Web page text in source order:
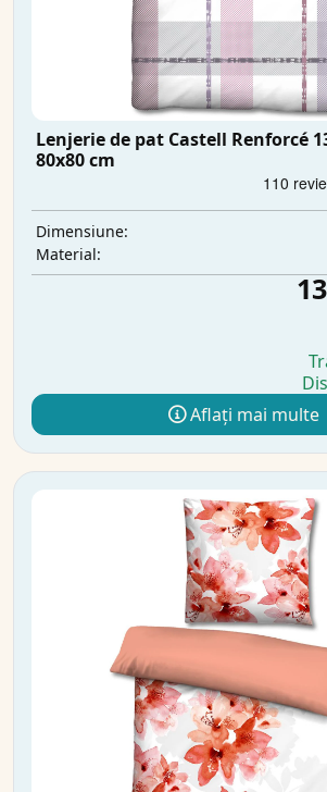
Lenjerie de pat Castell Renforcé
80x80 cm
Dimensiune:
Material:
Aflați mai multe